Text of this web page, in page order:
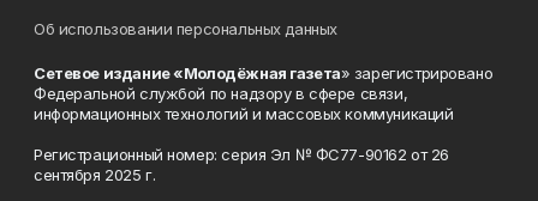
Об использовании персональных данных
Сетевое издание «Молодёжная газета» зарегистрировано
Федеральной службой по надзору в сфере связи,
информационных технологий и массовых коммуникаций
Регистрационный номер: серия Эл № ФС77-90162 от 26
сентября 2025 г.